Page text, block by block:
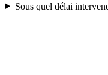
Sous quel délai